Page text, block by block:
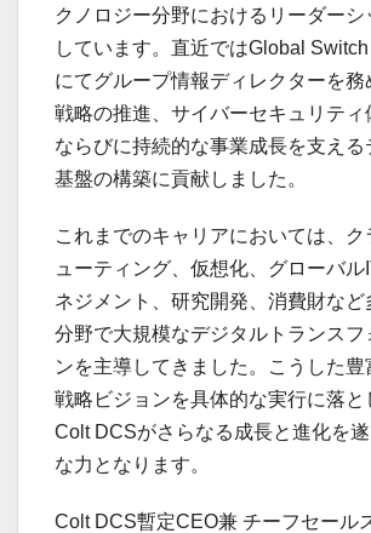
クノロジー分野におけるリーダー
しています。直近ではGlobal
にてグループ情報ディレクターを
戦略の推進、サイバーセキュリティ
ならびに持続的な事業成長を支える
基盤の構築に貢献しました。
これまでのキャリアにおいては、
ューティング、仮想化、グローバル
ネジメント、研究開発、消費財など
分野で大規模なデジタルトランスフ
ンを主導してきました。こうした豊
戦略ビジョンを具体的な実行に落と
Colt DCSがさらなる成長と進化を
な力となります。
Colt DCS暫定CEO兼 チーフセール